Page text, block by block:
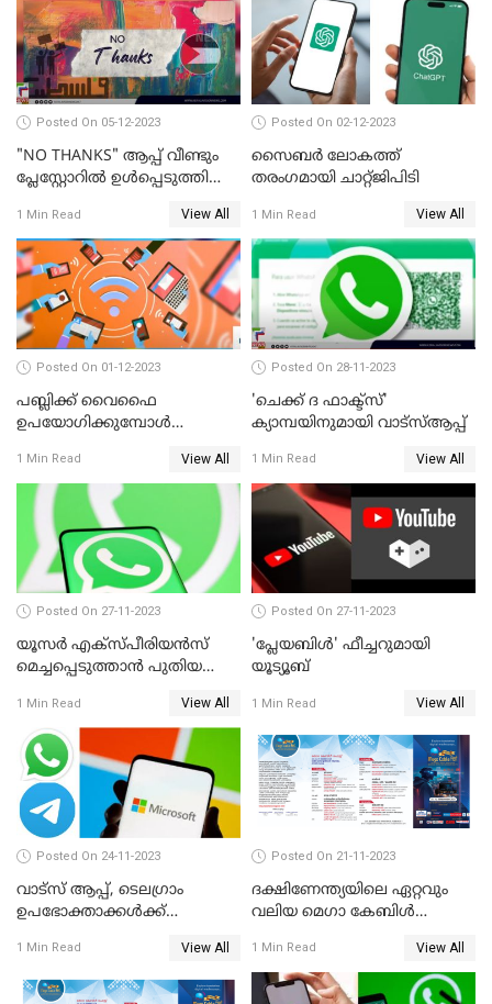
Posted On 05-12-2023
"NO THANKS" ആപ്പ് വീണ്ടും
പ്ലേസ്റ്റോറില്‍ ഉള്‍പ്പെടുത്തി
1 Min Read View All
Posted On 02-12-2023
സൈബര്‍ ലോകത്ത്
തരംഗമായി ചാറ്റ്ജിപിടി
1 Min Read View All
Posted On 01-12-2023
പബ്ലിക്ക് വൈഫൈ
ഉപയോഗിക്കുമ്പോള്‍
പൊലീസ്
1 Min Read View All
Posted On 28-11-2023
'ചെക്ക് ദ ഫാക്ട്‌സ്'
ക്യാമ്പയിനുമായി വാട്സ്ആപ്പ്
1 Min Read View All
Posted On 27-11-2023
യൂസര്‍ എക്‌സ്പീരിയന്‍സ്
മെച്ചപ്പെടുത്താന്‍ പുതിയ
1 Min Read View All
Posted On 27-11-2023
'പ്ലേയബിള്‍' ഫീച്ചറുമായി
യൂട്യൂബ്
1 Min Read View All
Posted On 24-11-2023
വാട്‌സ് ആപ്പ്, ടെലഗ്രാം
ഉപഭോക്താക്കള്‍ക്ക്
മൈക്രോസോഫ്റ്റ്
1 Min Read View All
Posted On 21-11-2023
ദക്ഷിണേന്ത്യയിലെ ഏറ്റവും
വലിയ മെഗാ കേബിള്‍
എഡിഷന്‍ കൊച്ചി
കടവന്ത്രയിൽ
1 Min Read View All